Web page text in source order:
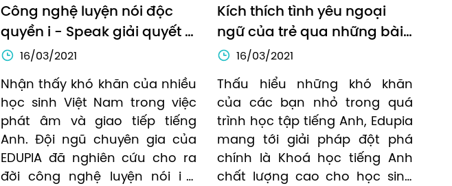
Công nghệ luyện nói độc
quyền i - Speak giải quyết
điểm yếu phát âm cho
hàng triệu học sinh Việt
Nam
16/03/2021
Nhận thấy khó khăn của nhiều
học sinh Việt Nam trong việc
phát âm và giao tiếp tiếng
Anh. Đội ngũ chuyên gia của
EDUPIA đã nghiên cứu cho ra
đời công nghệ luyện nói i -
Kích thích tình yêu ngoại
ngữ của trẻ qua những bài
giảng vui nhộn
16/03/2021
Thấu hiểu những khó khăn
của các bạn nhỏ trong quá
trình học tập tiếng Anh, Edupia
mang tới giải pháp đột phá
chính là Khoá học tiếng Anh
chất lượng cao cho học sinh